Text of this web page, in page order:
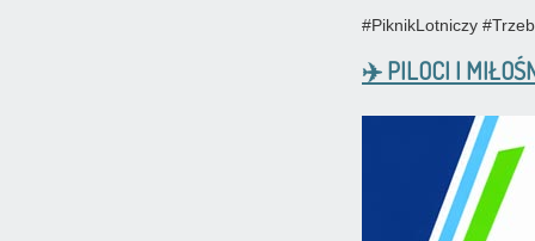
#PiknikLotniczy
✈️ PILOCI I